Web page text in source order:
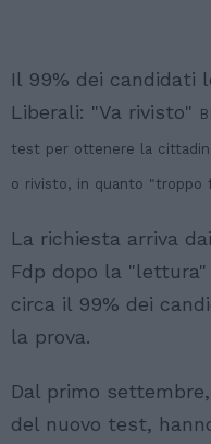
Il 99% dei candidati
Liberali: "Va rivisto"
test per ottenere la
o rivisto, in quanto "troppo
La richiesta arriva
Fdp dopo la
circa il 99% dei
la prova.
Dal primo
del nuovo test,